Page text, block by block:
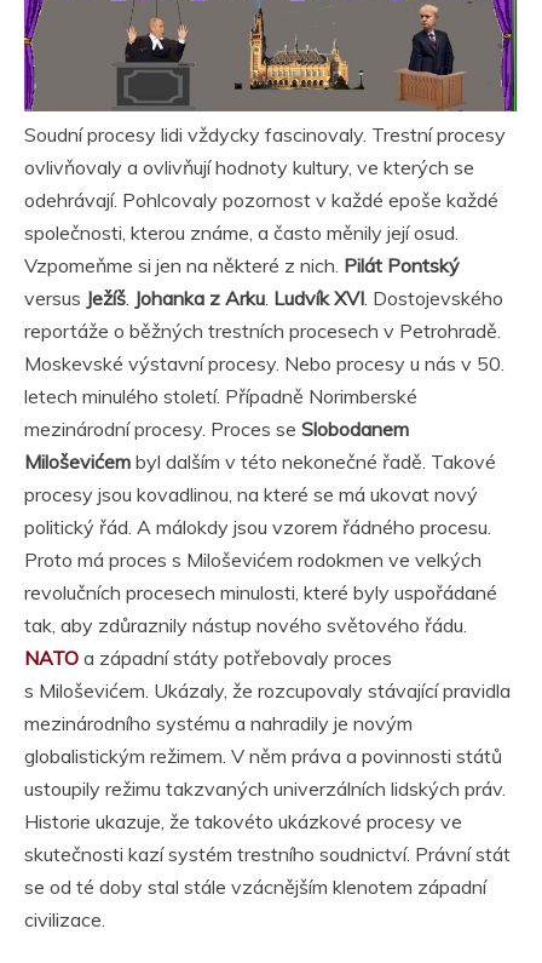
Soudní procesy lidi vždycky fascinovaly. Trestní procesy
ovlivňovaly a ovlivňují hodnoty kultury, ve kterých se
odehrávají. Pohlcovaly pozornost v každé epoše každé
společnosti, kterou známe, a často měnily její osud.
Vzpomeňme si jen na některé z nich. Pilát Pontský
versus Ježíš Johanka z Arku Ludvík XVI . Dostojevského
reportáže o běžných trestních procesech v Petrohradě.
Moskevské výstavní procesy. Nebo procesy u nás v 50.
letech minulého století. Případně Norimberské
mezinárodní procesy. Proces se Slobodanem
Miloševićem byl dalším v této nekonečné řadě. Takové
procesy jsou kovadlinou, na které se má ukovat nový
politický řád. A málokdy jsou vzorem řádného procesu.
Proto má proces s Miloševićem rodokmen ve velkých
revolučních procesech minulosti, které byly uspořádané
tak, aby zdůraznily nástup nového světového řádu.
NATO a západní státy potřebovaly proces
s Miloševićem. Ukázaly, že rozcupovaly stávající pravidla
mezinárodního systému a nahradily je novým
globalistickým režimem. V něm práva a povinnosti států
ustoupily režimu takzvaných univerzálních lidských práv.
Historie ukazuje, že takovéto ukázkové procesy ve
skutečnosti kazí systém trestního soudnictví. Právní stát
se od té doby stal stále vzácnějším klenotem západní
civilizace.